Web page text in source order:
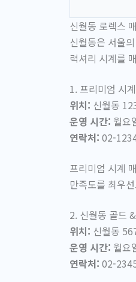
신월동 로렉스
신월동은 서울
럭셔리 시계를
1. 프리미엄 시
위치: 신월동
운영 시간: 월요
연락처: 02-
프리미엄 시계
만족도를 최우
2. 신월동 골드
위치: 신월동
운영 시간: 월요
연락처: 02-